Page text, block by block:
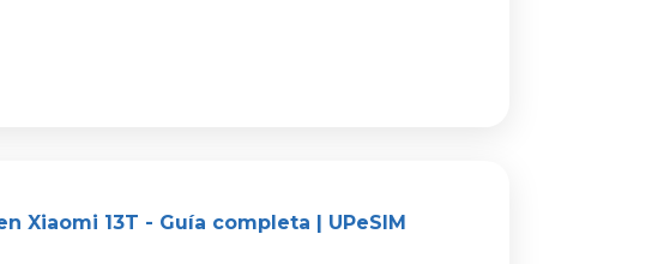
Xiaomi 13T - Guía completa | UPeSIM